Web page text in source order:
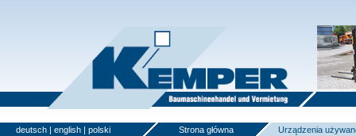
deutsch | english | polski Strona główna Urządzenia